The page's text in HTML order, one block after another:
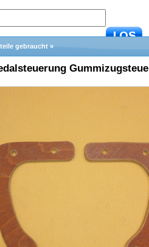
gebraucht »